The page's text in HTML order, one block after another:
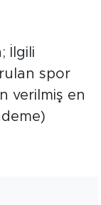
İlgili
spor
verilmiş en